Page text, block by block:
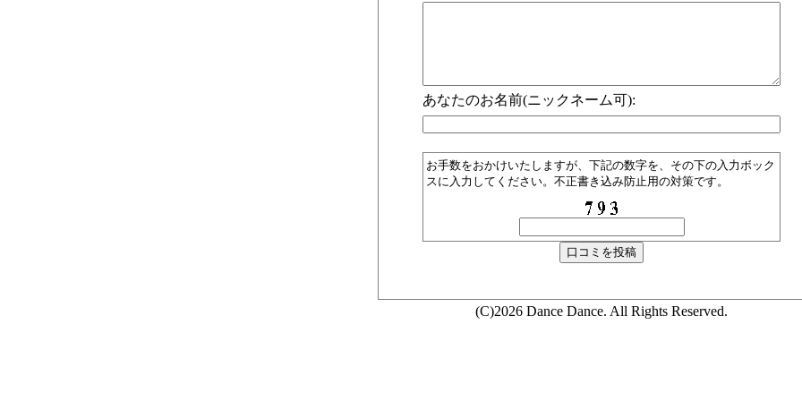
あなたのお名前(ニックネーム可):
お手数をおかけいたしますが、下記の数字を、その下の入力ボック
スに入力してください。不正書き込み防止用の対策です。
(C)2026 Dance Dance. All Rights Reserved.